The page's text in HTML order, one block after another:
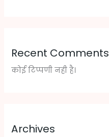
Recent Comments
कोई टिप्पणी नही है।
Archives